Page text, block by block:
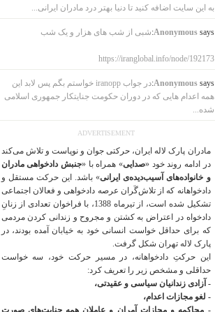
به این سایت اضافه کنید تا دنیا بهتر درد مادران ایرانی...
Anonymoussays: شبی از شب های هزار و یک شب
https://iranglobal.info/node/192173
Anonymoussays:
در جواب iranopp خواستم بگم پس لابد این
همه اعدام هایی که در دوران حکومت جنایتکار جمهوری اسلامی
شده...
ADVERTISEMENT
مادران پارک لاله ایران، حرکتی جوان و نوپاست و تلاش می‌کند
در ادامه روند خود «صدایی» همراه با «جنبش دادخواهی مادران
و خانواده‌های آسیب‌دیده‌ی ایرانی» باشد. این حرکت مستقل و
دادخواهانه که از تلاش‌گَران عرصه دادخواهی و فعالان اجتماعی
تشکیل شده است، از تیرماه 1388، با فراخوان تعدادی از زنانِ
دادخواه در اعتراض به کشتن و مجروح و زندانی کردن مردمی
که برای حداقل خواست انسانی خود به خیابان آمده بودند، در
پارک لاله تهران شکل گرفت.
این حرکتِ دادخواهانه، در مسیر حرکت خود، سه خواست
حداقلی و مشخص زیر را تعریف کرد:
- آزادی زندانیان سیاسی و عقیدتی،
- لغو مجازات اعدام،
- محاکمه و مجازات آمران و عاملان همه جنایت‌های صورت